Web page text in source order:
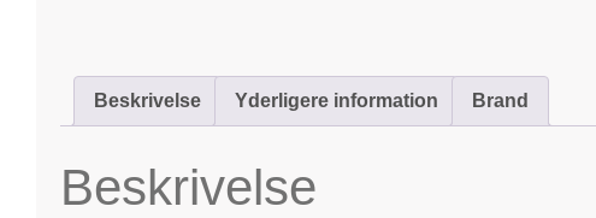
Beskrivelse Yderligere information Brand
Beskrivelse